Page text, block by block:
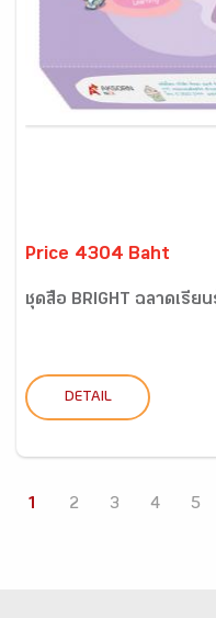
Price 4304 Baht
ชุดสื่อ BRIGHT ฉลาดเรีย
DETAIL
1 2 3 4 5